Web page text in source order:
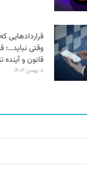
قراردادهایی
وقتی نباید…؛
قانون و آینده
۸ بهمن ۱۴۰۴